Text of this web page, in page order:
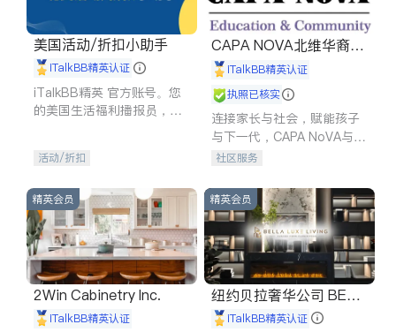
美国活动/折扣小助手
iTalkBB精英认证
iTalkBB精英 官方账号。您
的美国生活福利播报员，精
专属福利。
活动/折扣
CAPA NOVA北维华裔家
长会iTalkBB精英认证
执照已核实
连接家长与社会，赋能孩子
与下一代，CAPA NoVA与您
携手建设包容、公平、充满
社区服务
精英会员
2Win Cabinetry Inc.
iTalkBB精英认证
精英会员
纽约贝拉奢华公司 BELL
A LUXE
iTalkBB精英认证